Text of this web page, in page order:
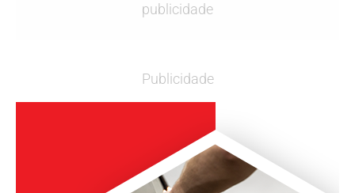
publicidade
Publicidade